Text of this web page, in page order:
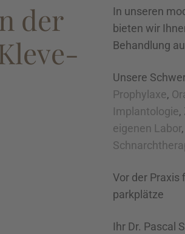
der
In unseren
bieten wir
Behandlung
Unsere
Prophylaxe,
Implantologie,
eigenen Labor
Vor der
parkplätze
Ihr Dr. Pascal